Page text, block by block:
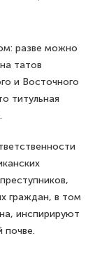
разве можно
татов
и Восточного
титульная
граждан, в том
инспирируют
почве.